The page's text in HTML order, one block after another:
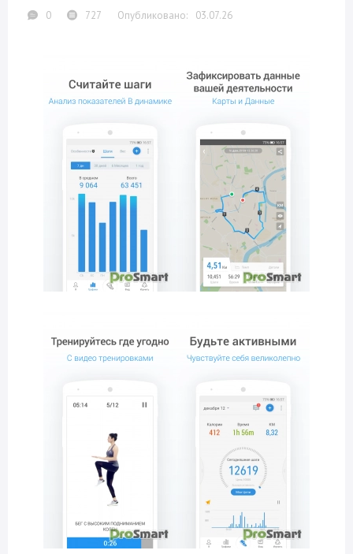
03.07.26
0 727